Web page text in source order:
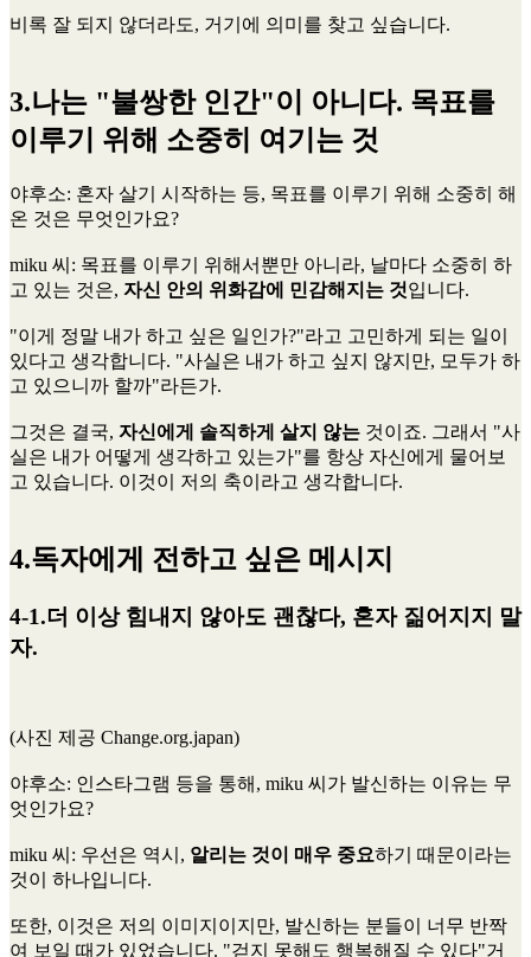
비록 잘 되지 않더라도, 거기에 의미를 찾고 싶습니다.
3.나는 "불쌍한 인간"이 아니다. 목표를
이루기 위해 소중히 여기는 것
야후소: 혼자 살기 시작하는 등, 목표를 이루기 위해 소중히 해
온 것은 무엇인가요?
miku 씨 : 목표를 이루기 위해서뿐만 아니라, 날마다 소중히 하
고 있는 것은, 자신 안의 위화감에 민감해지는 것입니다.
"이게 정말 내가 하고 싶은 일인가?"라고 고민하게 되는 일이
있다고 생각합니다. "사실은 내가 하고 싶지 않지만, 모두가 하
고 있으니까 할까"라든가.
그것은 결국, 자신에게 솔직하게 살지 않는 것이죠. 그래서 "사
실은 내가 어떻게 생각하고 있는가"를 항상 자신에게 물어보
고 있습니다. 이것이 저의 축이라고 생각합니다.
4.독자에게 전하고 싶은 메시지
4-1.더 이상 힘내지 않아도 괜찮다, 혼자 짊어지지 말
자.
(사진 제공 Change.org.japan)
야후소: 인스타그램 등을 통해, miku 씨가 발신하는 이유는 무
엇인가요?
miku 씨 : 우선은 역시, 알리는 것이 매우 중요하기 때문이라는
것이 하나입니다.
또한, 이것은 저의 이미지이지만, 발신하는 분들이 너무 반짝
여 보일 때가 있었습니다. "걷지 못해도 행복해질 수 있다"거